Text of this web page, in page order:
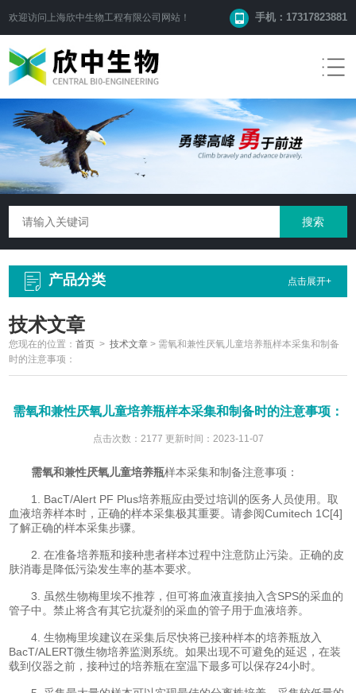
欢迎访问 上海欣中生物工程有限公司 网站！ 手机：17317823881
产品分类 点击展开+
技术文章
您现在的位置：首页 >技术文章 > 需氧和兼性厌氧儿童培养瓶样本采集和制备
时的注意事项：
需氧和兼性厌氧儿童培养瓶样本采集和制备时的注意事项：
点击次数：2177 更新时间：2023-11-07
需氧和兼性厌氧儿童培养瓶样本采集和制备注意事项：
1. BacT/Alert PF Plus培养瓶应由受过培训的医务人员使用。取
血液培养样本时，正确的样本采集极其重要。请参阅Cumitech 1C[4]
了解正确的样本采集步骤。
2. 在准备培养瓶和接种患者样本过程中注意防止污染。正确的皮
肤消毒是降低污染发生率的基本要求。
3. 虽然生物梅里埃不推荐，但可将血液直接抽入含SPS的采血的
管子中。禁止将含有其它抗凝剂的采血的管子用于血液培养。
4. 生物梅里埃建议在采集后尽快将已接种样本的培养瓶放入
BacT/ALERT微生物培养监测系统。如果出现不可避免的延迟，在装
载到仪器之前，接种过的培养瓶在室温下最多可以保存24小时。